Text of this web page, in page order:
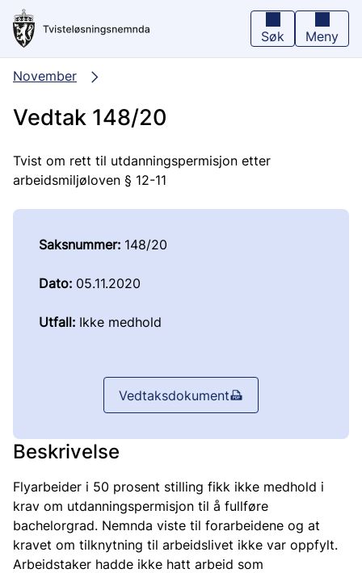
Hopp
hovedinnhold
Søk Meny
November
Vedtak 148/20
Tvist om rett til utdanningspermisjon etter
arbeidsmiljøloven § 12-11
Saksnummer: 148/20
Dato: 05.11.2020
Utfall: Ikke medhold
Vedtaksdokument
Beskrivelse
Flyarbeider i 50 prosent stilling fikk ikke medhold i
krav om utdanningspermisjon til å fullføre
bachelorgrad. Nemnda viste til forarbeidene og at
kravet om tilknytning til arbeidslivet ikke var oppfylt.
Arbeidstaker hadde ikke hatt arbeid som